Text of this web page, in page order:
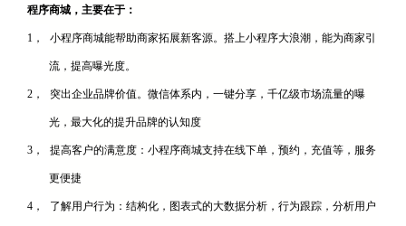
程序商城，主要在于：
1， 小程序商城能帮助商家拓展新客源。搭上小程序大浪潮，能为商家引
流，提高曝光度。
2， 突出企业品牌价值。微信体系内，一键分享，千亿级市场流量的曝
光，最大化的提升品牌的认知度
3， 提高客户的满意度：小程序商城支持在线下单，预约，充值等，服务
更便捷
4， 了解用户行为：结构化，图表式的大数据分析，行为跟踪，分析用户